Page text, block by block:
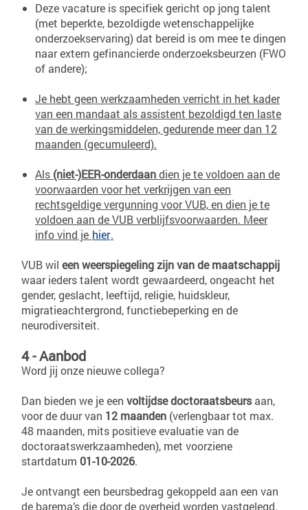
Deze vacature is specifiek gericht op jong talent
(met beperkte, bezoldigde wetenschappelijke
onderzoekservaring) dat bereid is om mee te dingen
naar extern gefinancierde onderzoeksbeurzen (FWO
of andere);
Je hebt geen werkzaamheden verricht in het kader
van een mandaat als assistent bezoldigd ten laste
van de werkingsmiddelen, gedurende meer dan 12
maanden (gecumuleerd).
Als (niet-)EER-onderdaandien je te voldoen aan de
voorwaarden voor het verkrijgen van een
rechtsgeldige vergunning voor VUB, en dien je te
voldoen aan de VUB verblijfsvoorwaarden. Meer
info vind je hier.
VUB wil een weerspiegeling zijn van de maatschappij
waar ieders talent wordt gewaardeerd, ongeacht het
gender, geslacht, leeftijd, religie, huidskleur,
migratieachtergrond, functiebeperking en de
neurodiversiteit.
4 - Aanbod
Word jij onze nieuwe collega?
Dan bieden we je een voltijdse doctoraatsbeursaan,
voor de duur van 12 maanden (verlengbaar tot max.
48 maanden, mits positieve evaluatie van de
doctoraatswerkzaamheden), met voorziene
startdatum 01-10-2026.
Je ontvangt een beursbedrag gekoppeld aan een van
de barema’s die door de overheid worden vastgelegd.